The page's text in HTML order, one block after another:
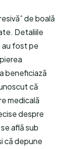
de boală
Detaliile
au fost pe
beneficiază
că
medicală
despre
află sub
că depune